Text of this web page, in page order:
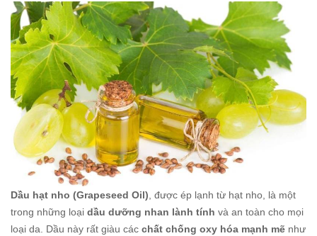
Dầu hạt nho (Grapeseed Oil), được ép lạnh từ hạt nho, là một
trong những loại dầu dưỡng nhan lành tính và an toàn cho mọi
loại da. Dầu này rất giàu các chất chống oxy hóa mạnh mẽ như